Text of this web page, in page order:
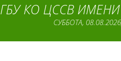
ГБУ КО ЦССВ
СУББОТА,